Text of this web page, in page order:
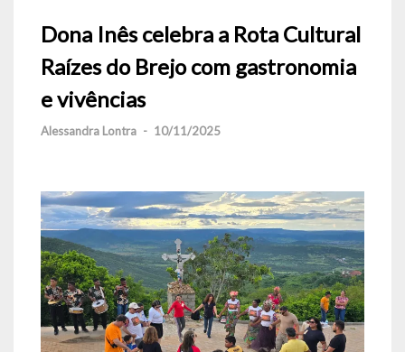
Dona Inês celebra a Rota Cultural
Raízes do Brejo com gastronomia
e vivências
Alessandra Lontra - 10/11/2025